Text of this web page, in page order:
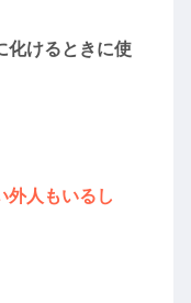
化けるときに使
外人もいるし